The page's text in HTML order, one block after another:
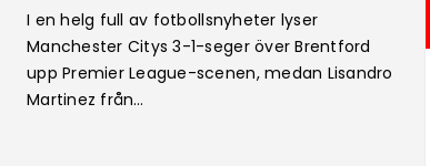
I en helg full av fotbollsnyheter lyser
Manchester Citys 3-1-seger över Brentford
upp Premier League-scenen, medan Lisandro
Martinez från…